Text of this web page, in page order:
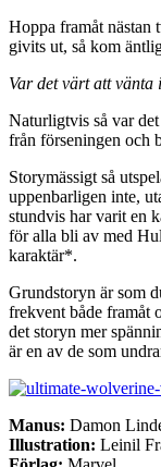
Hoppa framåt nästan
givits ut, så kom
Var det värt att
Naturligtvis så var
från förseningen och
Storymässigt så
uppenbarligen inte,
stundvis har varit en
för alla bli av med
karaktär*.
Grundstoryn är som
frekvent både framåt
det storyn mer
är en av de som
Manus: Damon
Illustration: Leinil